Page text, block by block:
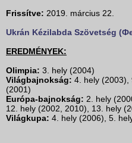
Frissítve: 2019. március 22.
Ukrán Kézilabda Szövetség
EREDMÉNYEK:
Olimpia: 3. hely (2004)
Világbajnokság: 4. hely (2003),
(2001)
Európa-bajnokság: 2. hely
12. hely (2002, 2010), 13. hely
Világkupa: 4. hely (2006), 5.